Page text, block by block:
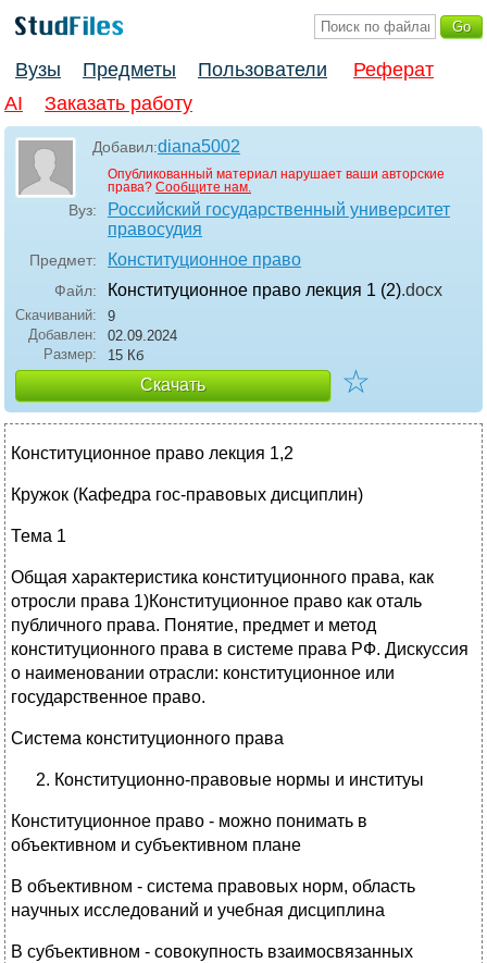
Вузы Предметы Пользователи
Реферат
AI
Заказать работу
Добавил:diana5002
Опубликованный материал нарушает ваши авторские
права? Сообщите нам.
Вуз:
Российский государственный университет
правосудия
Предмет: Конституционное право
Файл: Конституционное право лекция 1 (2).docx
Скачиваний:
9
Добавлен:
02.09.2024
Размер:
15 Кб
Скачать ☆
Конституционное право лекция 1,2
Кружок (Кафедра гос-правовых дисциплин)
Тема 1
Общая характеристика конституционного права, как
отросли права 1)Конституционное право как оталь
публичного права. Понятие, предмет и метод
конституционного права в системе права РФ. Дискуссия
о наименовании отрасли: конституционное или
государственное право.
Система конституционного права
Конституционно-правовые нормы и институы
Конституционное право - можно понимать в
объективном и субъективном плане
В объективном - система правовых норм, область
научных исследований и учебная дисциплина
В субъективном - совокупность взаимосвязанных